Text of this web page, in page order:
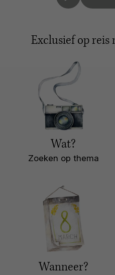
Exclusief op reis
Wat?
Zoeken op thema
Wanneer?